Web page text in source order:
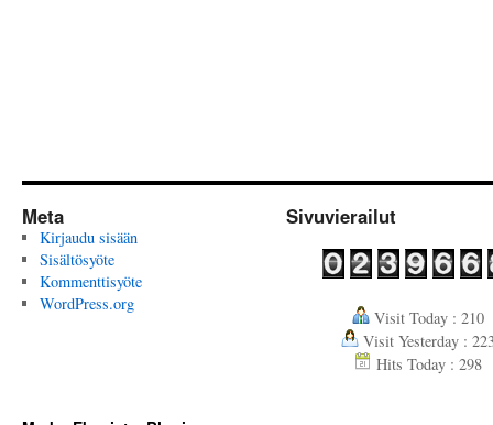
Meta
Kirjaudu sisään
Sisältösyöte
Kommenttisyöte
WordPress.org
Sivuvierailut
Visit Today : 210
Visit Yesterday :
Hits Today : 298